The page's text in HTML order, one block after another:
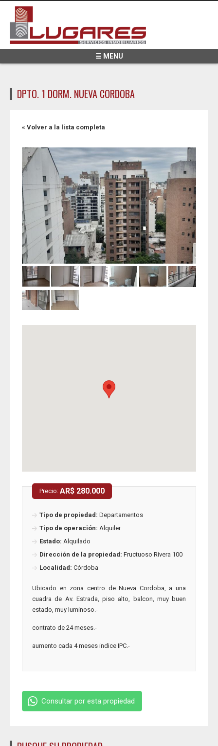
Pasar al contenido principal
☰ MENU
DPTO. 1 DORM. NUEVA CORDOBA
« Volver a la lista completa
Precio: AR$ 280.000
Tipo de propiedad: Departamentos
Tipo de operación: Alquiler
Estado: Alquilado
Dirección de la propiedad: Fructuoso Rivera 100
Localidad: Córdoba
Ubicado en zona centro de Nueva Cordoba, a una
cuadra de Av. Estrada, piso alto, balcon, muy buen
estado, muy luminoso.-
contrato de 24 meses.-
aumento cada 4 meses indice IPC.-
Consultar por esta propiedad